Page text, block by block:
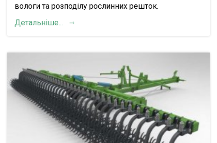
вологи та розподілу рослинних решток.
Детальніше...